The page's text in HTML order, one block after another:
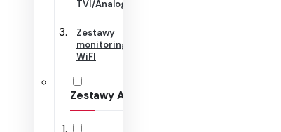
TVI/Analog
Zestawy
monitoringu
WiFI
Zestawy Alarmowe